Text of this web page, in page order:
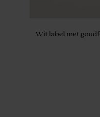
Wit label met